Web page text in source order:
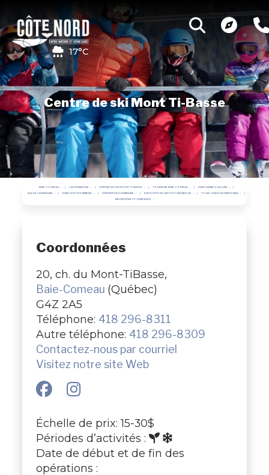
17°C
Centre de ski Mont Ti-Basse
BAIE-COMEAU L'ALTERNATIVE CENTRE DE SKI MONT TI-BASSE TOURISME BAIE-COMEAU PARC MANICOUAGAN
PLAGE CHAMPLAIN PARC DES PIONNIERS SENTIER DES EMBRUNS EXPOSITION L'ART EST UN MIROIR TOUR GUIDÉ PATRIMONIAL
BELVÉDÈRE ST-PANCRACE
Coordonnées
20, ch. du Mont-TiBasse,
Baie-Comeau (Québec)
G4Z 2A5
Téléphone: 418 296-8311
Autre téléphone: 418 296-8309
Contactez-nous par courriel
Visitez notre site Web
Échelle de prix: 15-30$
Périodes d’activités :
Date de début et de fin des
opérations :